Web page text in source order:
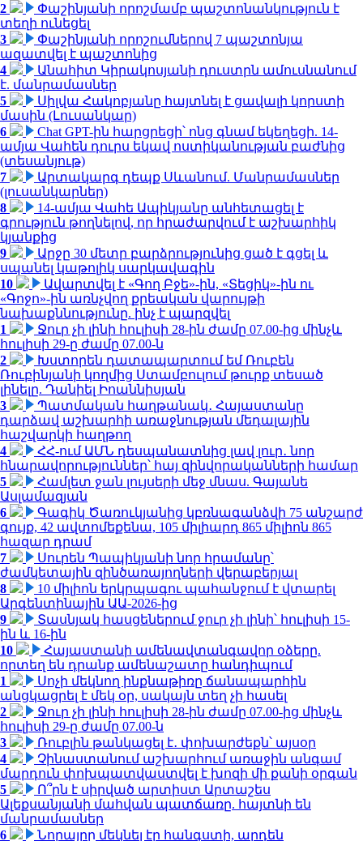
2
Փաշինյանի որոշմամբ պաշտոնանկություն է
տեղի ունեցել
3
Փաշինյանի որոշումներով 7 պաշտոնյա
ազատվել է պաշտոնից
4
Անահիտ Կիրակոսյանի դուստրն ամուսնանում
է. մանրամասներ
5
Սիլվա Հակոբյանը հայտնել է ցավալի կորստի
մասին (Լուսանկար)
6
Chat GPT-ին հարցրեցի՝ ոնց գնամ եկեղեցի. 14-
ամյա Վահեն դուրս եկավ ոստիկանության բաժնից
(տեսանյութ)
7
Արտակարգ դեպք Սևանում. Մանրամասներ
(լուսանկարներ)
8
14-ամյա Վահե Ապիկյանը անհետացել է
գրություն թողնելով, որ հրաժարվում է աշխարհիկ
կյանքից
9
Արջը 30 մետր բարձրությունից ցած է գցել և
սպանել կաթոլիկ սարկավագին
10
Ավարտվել է «Գող Բջե»-ին, «Տեցիկ»-ին ու
«Գոջո»-ին առնչվող քրեական վարույթի
նախաքննությունը. ինչ է պարզվել
1
Ջուր չի լինի հուլիսի 28-ին ժամը 07.00-ից մինչև
հուլիսի 29-ը ժամը 07.00-ն
2
Խստորեն դատապարտում եմ Ռուբեն
Ռուբինյանի կողմից Ստամբուլում թուրք տեսած
լինելը. Դանիել Իոաննիսյան
3
Պատմական հաղթանակ․ Հայաստանը
դարձավ աշխարհի առաջնության մեդալային
հաշվարկի հաղթող
4
ՀՀ-ում ԱՄՆ դեսպանատնից լավ լուր․ նոր
հնարավորություններ՝ հայ զինվորականների համար
5
Համլետ ջան լույսերի մեջ մնաս. Գայանե
Ասլամազյան
6
Գագիկ Ծառուկյանից կբռնագանձվի 75 անշարժ
գույք, 42 ավտոմեքենա, 105 միլիարդ 865 միլիոն 865
հազար դրամ
7
Սուրեն Պապիկյանի նոր հրամանը՝
ժամկետային զինծառայողների վերաբերյալ
8
10 միլիոն երկրպագու պահանջում է վտարել
Արգենտինային ԱԱ-2026-ից
9
Տասնյակ հասցեներում ջուր չի լինի՝ հուլիսի 15-
ին և 16-ին
10
Հայաստանի ամենավտանգավոր օձերը.
որտեղ են դրանք ամենաշատը հանդիպում
1
Սոչի մեկնող ինքնաթիռը ճանապարհին
անցկացրել է մեկ օր, սակայն տեղ չի հասել
2
Ջուր չի լինի հուլիսի 28-ին ժամը 07.00-ից մինչև
հուլիսի 29-ը ժամը 07.00-ն
3
Ռուբլին թանկացել է․ փոխարժեքն՝ այսօր
4
Չինաստանում աշխարհում առաջին անգամ
մարդուն փոխպատվաստվել է խոզի մի քանի օրգան
5
Ո՞րն է սիրված արտիստ Արտաշես
Ալեքսանյանի մահվան պատճառը. հայտնի են
մանրամասներ
6
Նորայրը մեկնել էր հանգստի, արդեն